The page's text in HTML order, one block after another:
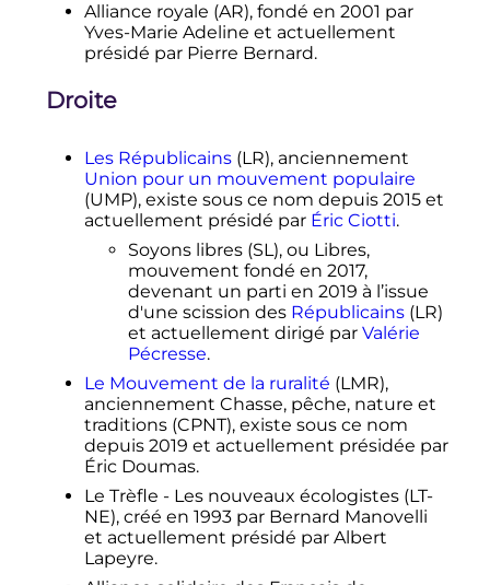
Alliance royale (AR), fondé en 2001 par
Yves-Marie Adeline et actuellement
présidé par Pierre Bernard.
Droite
Les Républicains(LR), anciennement
Union pour un mouvement populaire
(UMP), existe sous ce nom depuis 2015 et
actuellement présidé par Éric Ciotti.
Soyons libres (SL), ou Libres,
mouvement fondé en 2017,
devenant un parti en 2019 à l’issue
d'une scission des Républicains(LR)
et actuellement dirigé par Valérie
Pécresse.
Le Mouvement de la ruralité (LMR),
anciennement Chasse, pêche, nature et
traditions (CPNT), existe sous ce nom
depuis 2019 et actuellement présidée par
Éric Doumas.
Le Trèfle - Les nouveaux écologistes (LT-
NE), créé en 1993 par Bernard Manovelli
et actuellement présidé par Albert
Lapeyre.